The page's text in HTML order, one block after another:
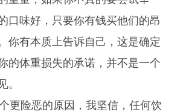
口味好，只要你有钱买他们的昂
你有本质上告诉自己，这是确定
的体重损失的承诺，并不是一个
。
更险恶的原因，我坚信，任何饮